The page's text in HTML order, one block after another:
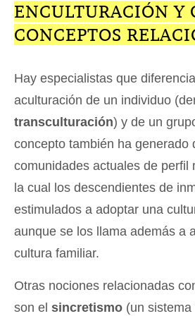
ENCULTURACIÓN Y
CONCEPTOS
Hay especialistas que
aculturación de un individuo
transculturación) y de un
concepto también ha generado
comunidades actuales de perfil
la cual los descendientes de
estimulados a adoptar una
aunque se los llama además a
cultura familiar.
Otras nociones relacionadas
son el sincretismo (un